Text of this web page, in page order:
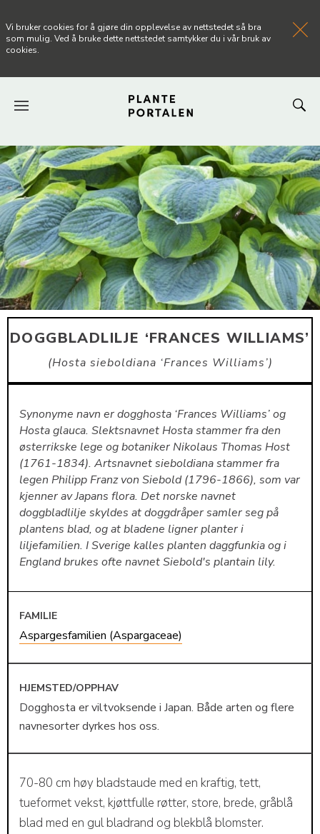
FORSIDEN
NYHETER
ARTIKLER
OM PLANTEPORTALEN
KONTAKT
Vi bruker cookies for å gjøre din opplevelse av nettstedet så bra
som mulig. Ved å bruke dette nettstedet samtykker du i vår bruk av
cookies.
DOGGBLADLILJE ‘FRANCES WILLIAMS’
Hosta sieboldiana ‘Frances Williams’
Synonyme navn er dogghosta ‘Frances Williams’ og
Hosta glauca. Slektsnavnet Hosta stammer fra den
østerrikske lege og botaniker Nikolaus Thomas Host
(1761-1834). Artsnavnet sieboldiana stammer fra
legen Philipp Franz von Siebold (1796-1866), som var
kjenner av Japans flora. Det norske navnet
doggbladlilje skyldes at doggdråper samler seg på
plantens blad, og at bladene ligner planter i
liljefamilien. I Sverige kalles planten daggfunkia og i
England brukes ofte navnet Siebold's plantain lily.
FAMILIE
Aspargesfamilien (Aspargaceae)
HJEMSTED/OPPHAV
Dogghosta er viltvoksende i Japan. Både arten og flere
navnesorter dyrkes hos oss.
70-80 cm høy bladstaude med en kraftig, tett,
tueformet vekst, kjøttfulle røtter, store, brede, gråblå
blad med en gul bladrand og blekblå blomster.